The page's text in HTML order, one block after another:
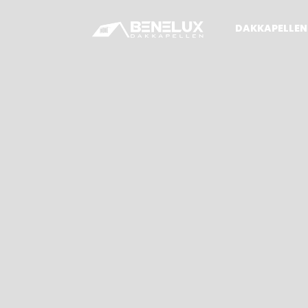
DAKKAPELLEN